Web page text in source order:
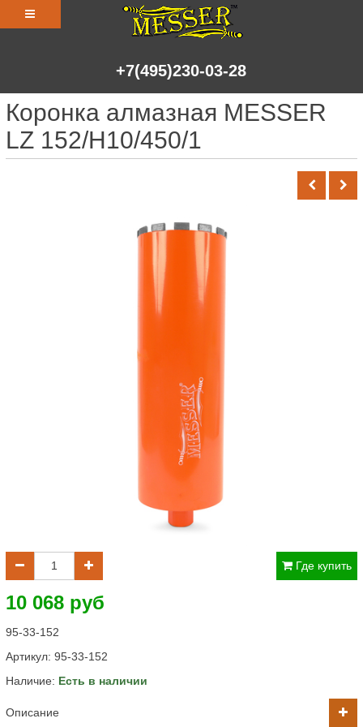
+7(495)230-03-28
Коронка алмазная MESSER
LZ 152/H10/450/1
Где купить
10 068 руб
95-33-152
Артикул: 95-33-152
Наличие: Есть в наличии
Описание